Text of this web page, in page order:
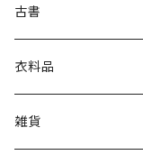
絵本・児童書
娯楽・エンターテインメント
古書
古書セット
美術
衣料品
POLEWARDS
雑貨